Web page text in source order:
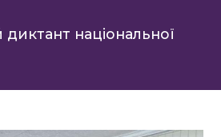
диктант національної